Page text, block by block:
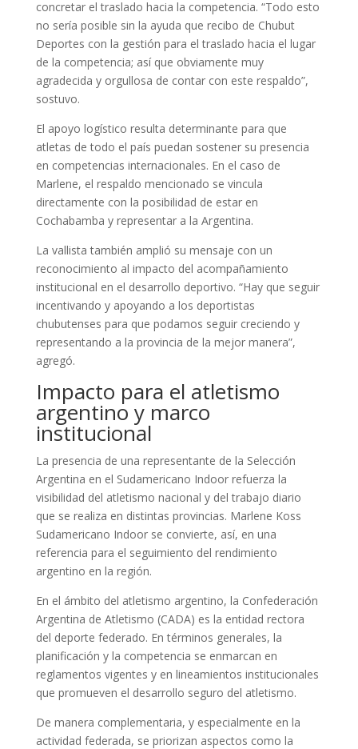
concretar el traslado hacia la competencia. “Todo esto
no sería posible sin la ayuda que recibo de Chubut
Deportes con la gestión para el traslado hacia el lugar
de la competencia; así que obviamente muy
agradecida y orgullosa de contar con este respaldo”,
sostuvo.
El apoyo logístico resulta determinante para que
atletas de todo el país puedan sostener su presencia
en competencias internacionales. En el caso de
Marlene, el respaldo mencionado se vincula
directamente con la posibilidad de estar en
Cochabamba y representar a la Argentina.
La vallista también amplió su mensaje con un
reconocimiento al impacto del acompañamiento
institucional en el desarrollo deportivo. “Hay que seguir
incentivando y apoyando a los deportistas
chubutenses para que podamos seguir creciendo y
representando a la provincia de la mejor manera”,
agregó.
Impacto para el atletismo
argentino y marco
institucional
La presencia de una representante de la Selección
Argentina en el Sudamericano Indoor refuerza la
visibilidad del atletismo nacional y del trabajo diario
que se realiza en distintas provincias. Marlene Koss
Sudamericano Indoor se convierte, así, en una
referencia para el seguimiento del rendimiento
argentino en la región.
En el ámbito del atletismo argentino, la Confederación
Argentina de Atletismo (CADA) es la entidad rectora
del deporte federado. En términos generales, la
planificación y la competencia se enmarcan en
reglamentos vigentes y en lineamientos institucionales
que promueven el desarrollo seguro del atletismo.
De manera complementaria, y especialmente en la
actividad federada, se priorizan aspectos como la